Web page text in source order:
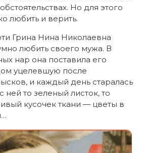
Но для этого
любить и верить.
Грина Нина Николаевна
любить своего мужа. В
нар она поставила его
уцелевшую после
и каждый день старалась
ней то зеленый листок, то
кусочек ткани — цветы в